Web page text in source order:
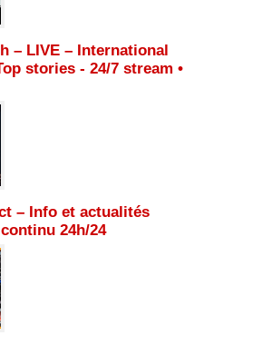
– LIVE – International
stories - 24/7 stream •
– Info et actualités
24h/24